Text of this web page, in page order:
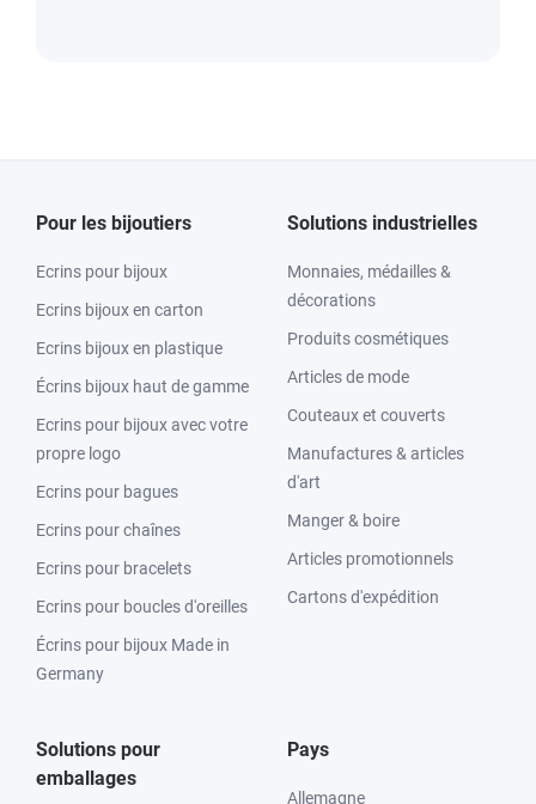
Pour les bijoutiers
Ecrins pour bijoux
Ecrins bijoux en carton
Ecrins bijoux en plastique
Écrins bijoux haut de gamme
Ecrins pour bijoux avec votre
propre logo
Ecrins pour bagues
Ecrins pour chaînes
Ecrins pour bracelets
Ecrins pour boucles d'oreilles
Écrins pour bijoux Made in
Germany
Solutions industrielles
Monnaies, médailles &
décorations
Produits cosmétiques
Articles de mode
Couteaux et couverts
Manufactures & articles
d'art
Manger & boire
Articles promotionnels
Cartons d'expédition
Solutions pour
emballages
Pays
Allemagne